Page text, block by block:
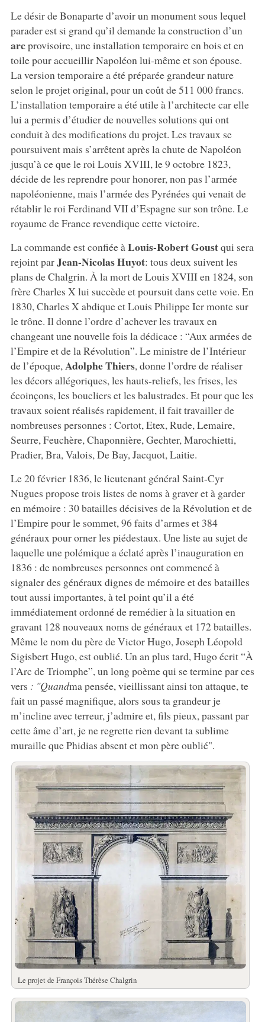
Le désir de Bonaparte d’avoir un monument sous lequel
parader est si grand qu’il demande la construction d’un
arcprovisoire, une installation temporaire en bois et en
toile pour accueillir Napoléon lui-même et son épouse.
La version temporaire a été préparée grandeur nature
selon le projet original, pour un coût de 511 000 francs.
L’installation temporaire a été utile à l’architecte car elle
lui a permis d’étudier de nouvelles solutions qui ont
conduit à des modifications du projet. Les travaux se
poursuivent mais s’arrêtent après la chute de Napoléon
jusqu’à ce que le roi Louis XVIII, le 9 octobre 1823,
décide de les reprendre pour honorer, non pas l’armée
napoléonienne, mais l’armée des Pyrénées qui venait de
rétablir le roi Ferdinand VII d’Espagne sur son trône. Le
royaume de France revendique cette victoire.
La commande est confiée àLouis-Robert Goustqui sera
rejoint parJean-Nicolas Huyot: tous deux suivent les
plans de Chalgrin. À la mort de Louis XVIII en 1824, son
frère Charles X lui succède et poursuit dans cette voie. En
1830, Charles X abdique et Louis Philippe Ier monte sur
le trône. Il donne l’ordre d’achever les travaux en
changeant une nouvelle fois la dédicace : “Aux armées de
l’Empire et de la Révolution”. Le ministre de l’Intérieur
de l’époque,Adolphe Thiers, donne l’ordre de réaliser
les décors allégoriques, les hauts-reliefs, les frises, les
écoinçons, les boucliers et les balustrades. Et pour que les
travaux soient réalisés rapidement, il fait travailler de
nombreuses personnes : Cortot, Etex, Rude, Lemaire,
Seurre, Feuchère, Chaponnière, Gechter, Marochietti,
Pradier, Bra, Valois, De Bay, Jacquot, Laitie.
Le 20 février 1836, le lieutenant général Saint-Cyr
Nugues propose trois listes de noms à graver et à garder
en mémoire : 30 batailles décisives de la Révolution et de
l’Empire pour le sommet, 96 faits d’armes et 384
généraux pour orner les piédestaux. Une liste au sujet de
laquelle une polémique a éclaté après l’inauguration en
1836 : de nombreuses personnes ont commencé à
signaler des généraux dignes de mémoire et des batailles
tout aussi importantes, à tel point qu’il a été
immédiatement ordonné de remédier à la situation en
gravant 128 nouveaux noms de généraux et 172 batailles.
Même le nom du père de Victor Hugo, Joseph Léopold
Sigisbert Hugo, est oublié. Un an plus tard, Hugo écrit “À
l’Arc de Triomphe”, un long poème qui se termine par ces
vers : "Quandma pensée, vieillissant ainsi ton attaque, te
fait un passé magnifique, alors sous ta grandeur je
m’incline avec terreur, j’admire et, fils pieux, passant par
cette âme d’art, je ne regrette rien devant ta sublime
muraille que Phidias absent et mon père oublié".
Le projet de François Thérèse Chalgrin